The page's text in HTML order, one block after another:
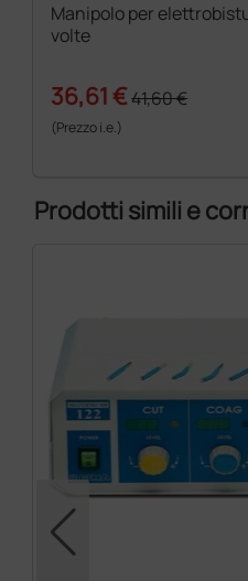
Manipolo per
volte
36,61 €41,60 €
(Prezzo i.e.)
Prodotti simili e